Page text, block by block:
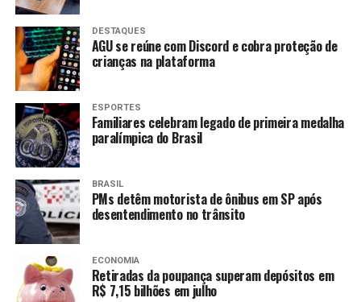
dificultava a passagem e agora está muito melhor. Isso
faz diferença na rotina de quem depende do metrô e dos
ônibus todos os dias.”
Com as intervenções, o Terminal Asa Sul se consolida
atendendo diariamente milhares de passageiros e
rodoviários.
TAGS
PRÓXIMO
Transporte público do DF terá esquema especial no Dia
da Pátria
RECENTES
DF terá interrupção de energia em áreas residenciais do
DESTAQUES
AGU se reúne com Discord e cobra proteção de
crianças na plataforma
ESPORTES
Familiares celebram legado de primeira medalha
paralímpica do Brasil
BRASIL
PMs detêm motorista de ônibus em SP após
desentendimento no trânsito
ECONOMIA
Retiradas da poupança superam depósitos em
R$ 7,15 bilhões em julho